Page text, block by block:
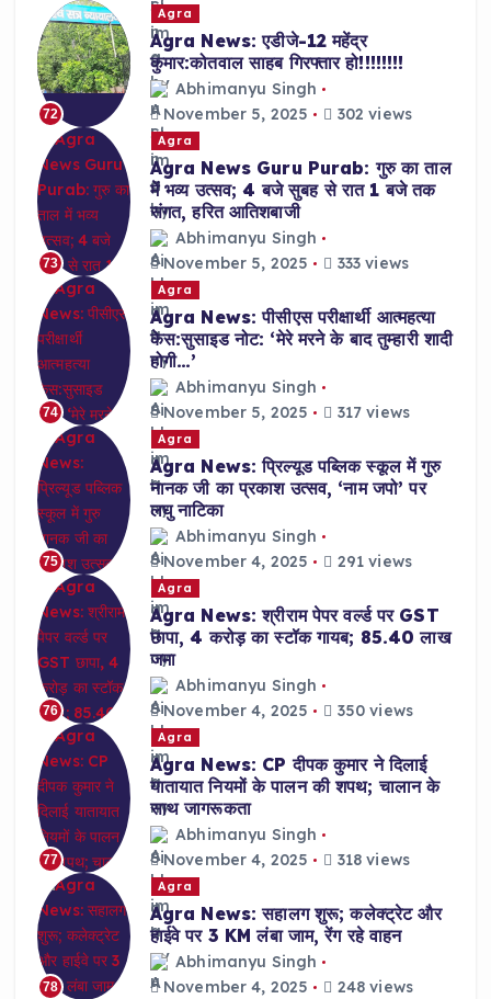
72
Agra
Agra News: एडीजे-12 महेंद्र
कुमार:कोतवाल साहब गिरफ्तार हो!!!!!!!!
Abhimanyu Singh
November 5, 2025
302 views
73
Agra
Agra News Guru Purab: गुरु का ताल
में भव्य उत्सव; 4 बजे सुबह से रात 1 बजे तक
संगत, हरित आतिशबाजी
Abhimanyu Singh
November 5, 2025
333 views
74
Agra
Agra News: पीसीएस परीक्षार्थी आत्महत्या
केस:सुसाइड नोट: ‘मेरे मरने के बाद तुम्हारी शादी
होगी…’
Abhimanyu Singh
November 5, 2025
317 views
75
Agra
Agra News: प्रिल्यूड पब्लिक स्कूल में गुरु
नानक जी का प्रकाश उत्सव, ‘नाम जपो’ पर
लघु नाटिका
Abhimanyu Singh
November 4, 2025
291 views
76
Agra
Agra News: श्रीराम पेपर वर्ल्ड पर GST
छापा, 4 करोड़ का स्टॉक गायब; 85.40 लाख
जमा
Abhimanyu Singh
November 4, 2025
350 views
77
Agra
Agra News: CP दीपक कुमार ने दिलाई
यातायात नियमों के पालन की शपथ; चालान के
साथ जागरूकता
Abhimanyu Singh
November 4, 2025
318 views
78
Agra
Agra News: सहालग शुरू; कलेक्ट्रेट और
हाईवे पर 3 KM लंबा जाम, रेंग रहे वाहन
Abhimanyu Singh
November 4, 2025
248 views